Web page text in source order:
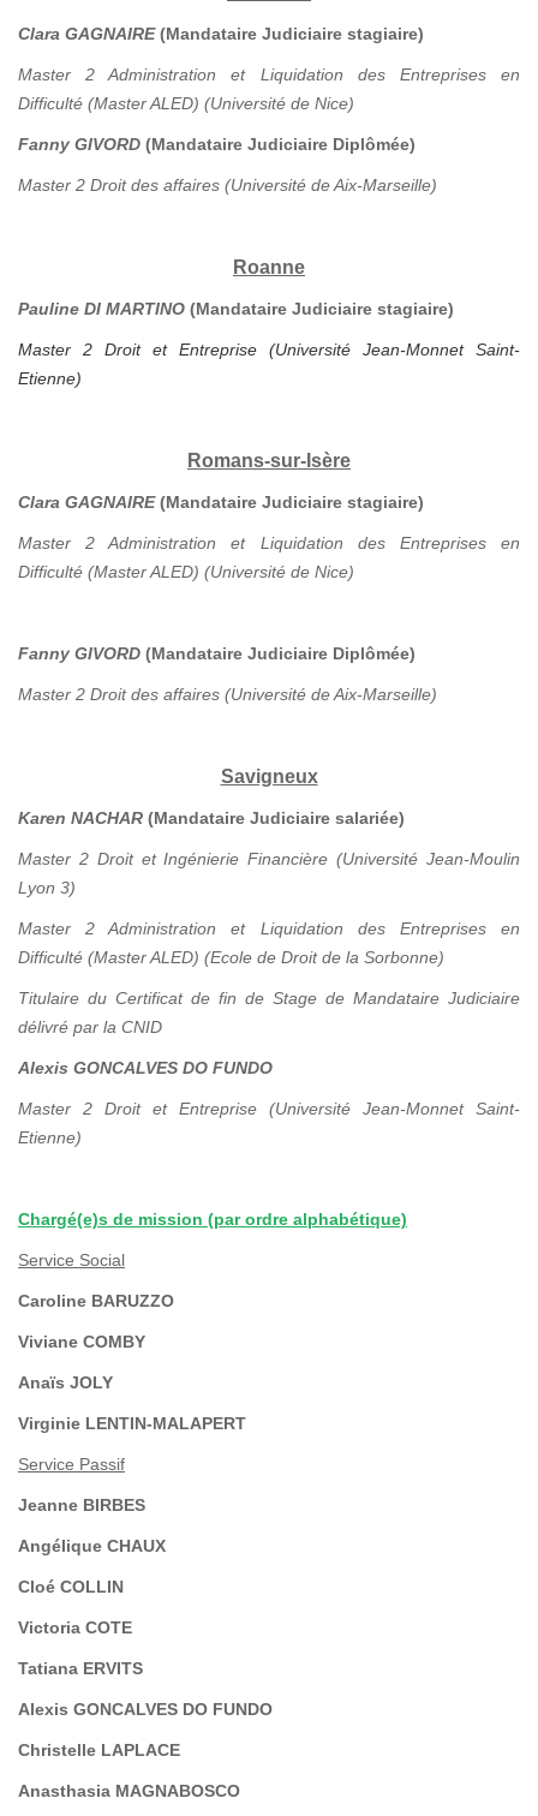
Clara GAGNAIRE(Mandataire Judiciaire stagiaire)
Master 2 Administration et Liquidation des Entreprises en
Difficulté (Master ALED) (Université de Nice)
Fanny GIVORD (Mandataire Judiciaire Diplômée)
Master 2 Droit des affaires (Université de Aix-Marseille)
Roanne
Pauline DI MARTINO (Mandataire Judiciaire stagiaire)
Master 2 Droit et Entreprise (Université Jean-Monnet Saint-
Etienne)
Romans-sur-Isère
Clara GAGNAIRE(Mandataire Judiciaire stagiaire)
Master 2 Administration et Liquidation des Entreprises en
Difficulté (Master ALED) (Université de Nice)
Fanny GIVORD (Mandataire Judiciaire Diplômée)
Master 2 Droit des affaires (Université de Aix-Marseille)
Savigneux
Karen NACHAR (Mandataire Judiciaire salariée)
Master 2 Droit et Ingénierie Financière (Université Jean-Moulin
Lyon 3)
Master 2 Administration et Liquidation des Entreprises en
Difficulté (Master ALED) (Ecole de Droit de la Sorbonne)
Titulaire du Certificat de fin de Stage de Mandataire Judiciaire
délivré par la CNID
Alexis GONCALVES DO FUNDO
Master 2 Droit et Entreprise (Université Jean-Monnet Saint-
Etienne)
Chargé(e)s de mission (par ordre alphabétique)
Service Social
Caroline BARUZZO
Viviane COMBY
Anaïs JOLY
Virginie LENTIN-MALAPERT
Service Passif
Jeanne BIRBES
Angélique CHAUX
Cloé COLLIN
Victoria COTE
Tatiana ERVITS
Alexis GONCALVES DO FUNDO
Christelle LAPLACE
Anasthasia MAGNABOSCO